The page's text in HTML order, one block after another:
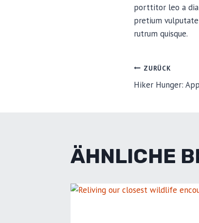
porttitor leo a
pretium
rutrum quisque.
ZURÜCK
Hiker Hunger:
ÄHNLICHE